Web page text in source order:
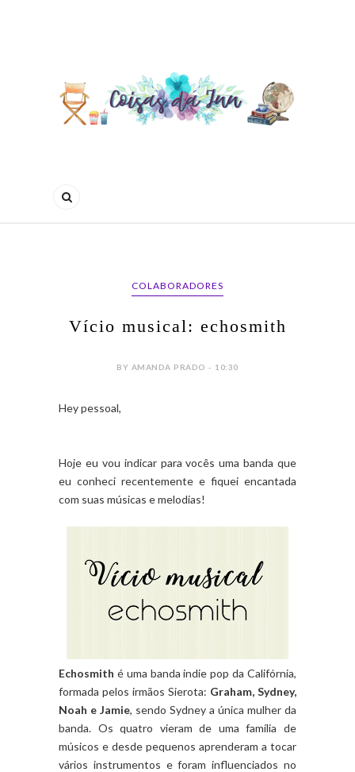
COLABORADORES
Vício musical: echosmith
BY AMANDA PRADO - 10:30
Hey pessoal,
Hoje eu vou indicar para vocês uma banda que
eu conheci recentemente e fiquei encantada
com suas músicas e melodias!
Echosmith é uma banda indie pop da Califórnia,
formada pelos irmãos Sierota: Graham, Sydney,
Noah e Jamie, sendo Sydney a única mulher da
banda. Os quatro vieram de uma família de
músicos e desde pequenos aprenderam a tocar
vários instrumentos e foram influenciados no